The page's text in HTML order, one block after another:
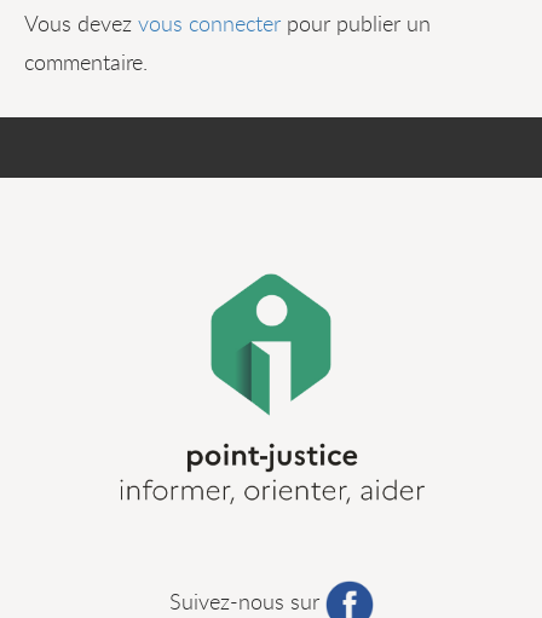
Vous devez vous connecter pour publier un
commentaire.
Suivez-nous sur